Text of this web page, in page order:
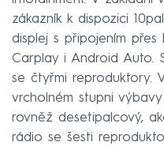
zákazník k dispozici
displej s připojením
Carplay i Android Auto.
se čtyřmi reproduktory.
vrcholném stupni
rovněž desetipalcový,
rádio se šesti